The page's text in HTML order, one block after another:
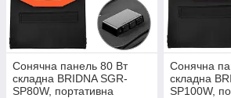
Сонячна панель 80 Вт
складна BRIDNA SGR-
SP80W, портативна
Сонячна
складна
SP100W,